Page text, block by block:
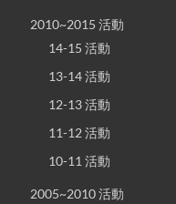
2010~2015 活動
14-15 活動
13-14 活動
12-13 活動
11-12 活動
10-11 活動
2005~2010 活動